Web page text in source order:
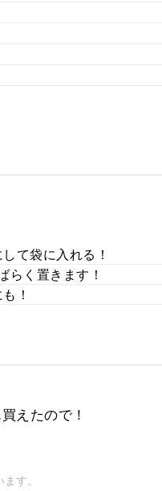
て袋に入れる！
らく置きます！
！
えたので！
す。